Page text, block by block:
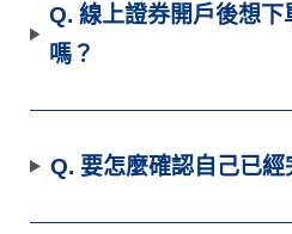
Q. 線上證券開戶後想
嗎？
Q. 要怎麼確認自己已經